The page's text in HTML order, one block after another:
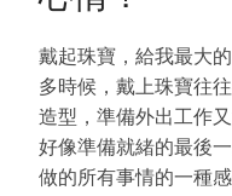
戴起珠寶，給我最大
多時候，戴上珠寶往
造型，準備外出工作
好像準備就緒的最後
做的所有事情的一種感